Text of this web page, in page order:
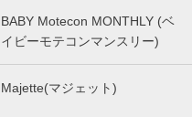
BABY Motecon MONTHLY (ベ
イビーモテコンマンスリー)
Majette(マジェット)